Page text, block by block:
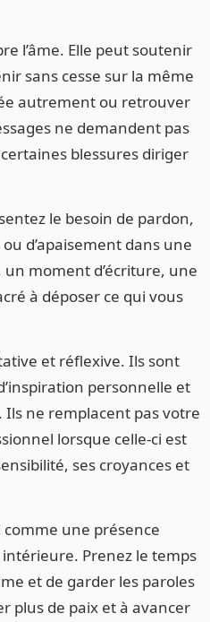
l’âme. Elle peut soutenir
sans cesse sur la même
autrement ou retrouver
ne demandent pas
blessures diriger
le besoin de pardon,
d’apaisement dans une
moment d’écriture, une
à déposer ce qui vous
et réflexive. Ils sont
personnelle et
ne remplacent pas votre
lorsque celle-ci est
ses croyances et
comme une présence
Prenez le temps
et de garder les paroles
plus de paix et à avancer